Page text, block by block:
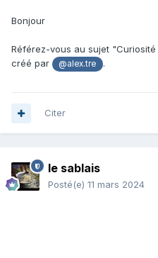
Bonjour
Référez-vous au sujet
créé par
@alex.tre .
Citer
le sablais
Posté(e) 11 mars 2024